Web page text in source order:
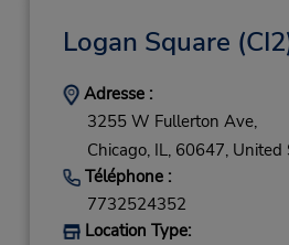
Logan Square
Adresse :
3255 W Fullerton Ave,
Chicago, IL, 60647, United
Téléphone :
7732524352
Location Type: